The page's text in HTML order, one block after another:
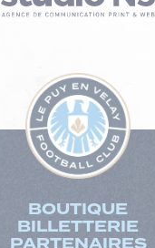
BOUTIQUE
BILLETTERIE